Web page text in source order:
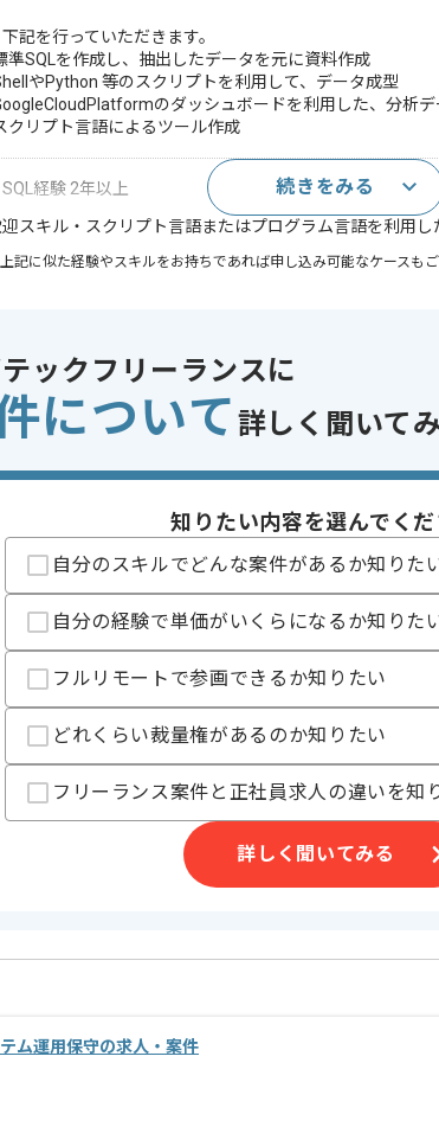
下記を行っていただきます。
準SQLを作成し、抽出したデータを元に資料作成
やPython 等のスクリプトを利用して、データ成型
のダッシュボードを利用した、分析
クリプト言語によるツール作成
SQL経験 2年以上
スキル ・スクリプト言語またはプログラム言語を利用
記に似た経験やスキルをお持ちであれば申し込み可能なケースも
マッチします。
続きをみる
ックフリーランスに
について 詳しく聞いて
知りたい内容を選んでく
自分のスキルでどんな案件があるか知りた
自分の経験で単価がいくらになるか知りた
フルリモートで参画できるか知りたい
どれくらい裁量権があるのか知りたい
フリーランス案件と正社員求人の違いを知
詳しく聞いてみる
ム運用保守の求人・案件